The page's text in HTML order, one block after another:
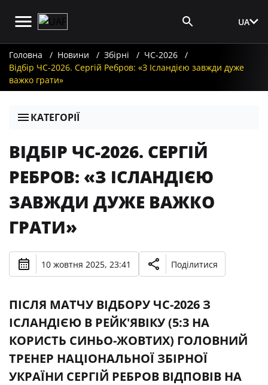
UA
Головна Новини Збірні
ЧС-2026
Відбір ЧС-2026. Сергій Ребров: «З Ісландією завжди дуже
важко грати»
КАТЕГОРІЇ
ВІДБІР ЧС-2026. СЕРГІЙ
РЕБРОВ: «З ІСЛАНДІЄЮ
ЗАВЖДИ ДУЖЕ ВАЖКО
ГРАТИ»
10 жовтня 2025, 23:41 Поділитися
ПІСЛЯ МАТЧУ ВІДБОРУ ЧС-2026 З
ІСЛАНДІЄЮ В РЕЙК'ЯВІКУ (5:3 НА
КОРИСТЬ СИНЬО-ЖОВТИХ) ГОЛОВНИЙ
ТРЕНЕР НАЦІОНАЛЬНОЇ ЗБІРНОЇ
УКРАЇНИ СЕРГІЙ РЕБРОВ ВІДПОВІВ НА